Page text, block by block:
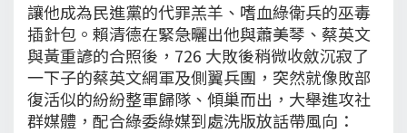
讓他成為民進黨的代罪羔羊、嗜血綠衛兵的巫毒
插針包。賴清德在緊急曬出他與蕭美琴、蔡英文
與黃重諺的合照後，726 大敗後稍微收斂沉寂了
一下子的蔡英文網軍及側翼兵團，突然就像敗部
復活似的紛紛整軍歸隊、傾巢而出，大舉進攻社
群媒體，配合綠委綠媒到處洗版放話帶風向：